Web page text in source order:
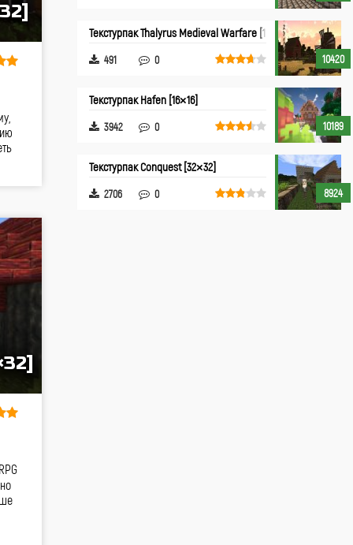
10420
Текстурпак Thalyrus Medieval Warfare [16×16]
491 0
10189
Текстурпак Hafen [16×16]
3942 0
8924
Текстурпак Conquest [32×32]
2706 0